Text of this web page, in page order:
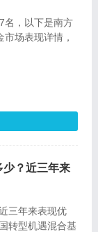
名，以下是南方
场表现详情，
少？近三年来
三年来表现优
转型机遇混合基